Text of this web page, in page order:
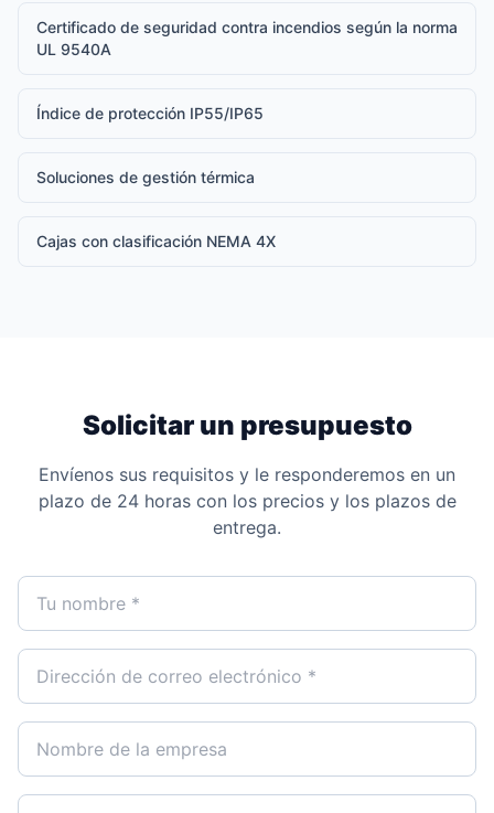
Certificado de seguridad contra incendios según la norma
UL 9540A
Índice de protección IP55/IP65
Soluciones de gestión térmica
Cajas con clasificación NEMA 4X
Solicitar un presupuesto
Envíenos sus requisitos y le responderemos en un
plazo de 24 horas con los precios y los plazos de
entrega.